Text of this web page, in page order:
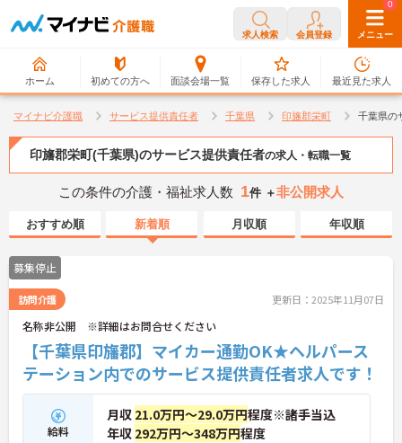
求人検索 会員登録 メニュー
ホーム 初めての方へ 面談会場一覧
0
保存した求人
0
最近見た求人
マイナビ介護職 サービス提供責任者 千葉県 印旛郡栄町 千葉県の
印旛郡栄町(千葉県)のサービス提供責任者の求人・転職一覧
この条件の介護・福祉求人数 1件 ＋非公開求人
おすすめ順 新着順 月収順 年収順
募集停止
訪問介護 更新日：2025年11月07日
名称非公開 ※詳細はお問合せください
【千葉県印旛郡】マイカー通勤OK★ヘルパース
テーション内でのサービス提供責任者求人です！
給料
月収 21.0万円～29.0万円程度※諸手当込
年収 292万円～348万円程度